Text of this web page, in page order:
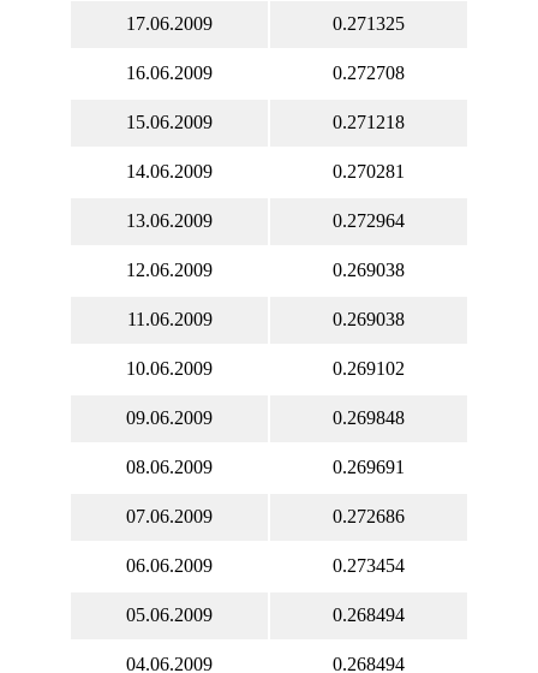
17.06.2009 0.271325
16.06.2009 0.272708
15.06.2009 0.271218
14.06.2009 0.270281
13.06.2009 0.272964
12.06.2009 0.269038
11.06.2009 0.269038
10.06.2009 0.269102
09.06.2009 0.269848
08.06.2009 0.269691
07.06.2009 0.272686
06.06.2009 0.273454
05.06.2009 0.268494
04.06.2009 0.268494